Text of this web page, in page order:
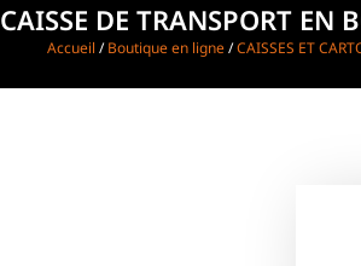
CAISSE DE TRANSPORT EN
Accueil /Boutique en ligne/CAISSES ET